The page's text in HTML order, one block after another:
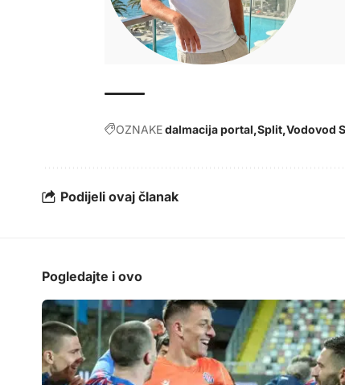
OZNAKEdalmacija portal Split Vodovod
Podijeli ovaj članak
Pogledajte i ovo